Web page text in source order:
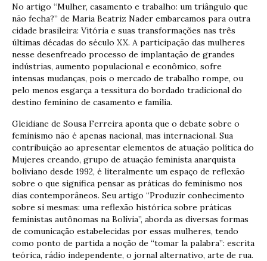
No artigo “Mulher, casamento e trabalho: um triângulo que
não fecha?” de Maria Beatriz Nader embarcamos para outra
cidade brasileira: Vitória e suas transformações nas três
últimas décadas do século XX. A participação das mulheres
nesse desenfreado processo de implantação de grandes
indústrias, aumento populacional e econômico, sofre
intensas mudanças, pois o mercado de trabalho rompe, ou
pelo menos esgarça a tessitura do bordado tradicional do
destino feminino de casamento e família.
Gleidiane de Sousa Ferreira aponta que o debate sobre o
feminismo não é apenas nacional, mas internacional. Sua
contribuição ao apresentar elementos de atuação política do
Mujeres creando, grupo de atuação feminista anarquista
boliviano desde 1992, é literalmente um espaço de reflexão
sobre o que significa pensar as práticas do feminismo nos
dias contemporâneos. Seu artigo “Produzir conhecimento
sobre si mesmas: uma reflexão histórica sobre práticas
feministas autônomas na Bolívia”, aborda as diversas formas
de comunicação estabelecidas por essas mulheres, tendo
como ponto de partida a noção de “tomar la palabra”: escrita
teórica, rádio independente, o jornal alternativo, arte de rua.